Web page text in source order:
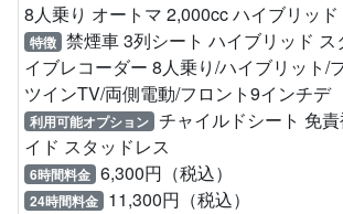
8人乗り オートマ 2,000cc ハイブリッド
特徴 禁煙車 3列シート ハイブリッド ス
イブレコーダー 8人乗り/ハイブリット/
ツインTV/両側電動/フロント9インチデ
利用可能オプション チャイルドシート 免
イド スタッドレス
6時間料金 6,300円（税込）
24時間料金 11,300円（税込）